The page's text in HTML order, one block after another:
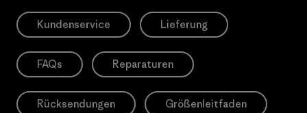
Kundenservice Lieferung
FAQs Reparaturen
Rücksendungen Größenleitfaden